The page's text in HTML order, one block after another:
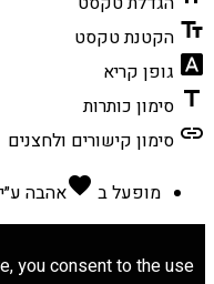
text_fields הקטנת טקסט
font_download גופן קריא
title סימון כותרות
link סימון קישורים ולחצנים
מופעל ב favoriteאהבה ע״י
you consent to the use